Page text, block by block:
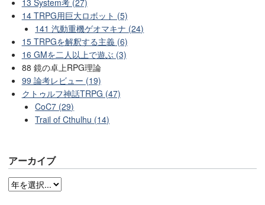
13 System考 (27)
14 TRPG用巨大ロボット (5)
141 汽動重機ゲオマキナ (24)
15 TRPGを解釈する主義 (6)
16 GMを二人以上で遊ぶ (3)
88 鏡の卓上RPG理論
99 論考レビュー (19)
クトゥルフ神話TRPG (47)
CoC7 (29)
Trail of Cthulhu (14)
アーカイブ